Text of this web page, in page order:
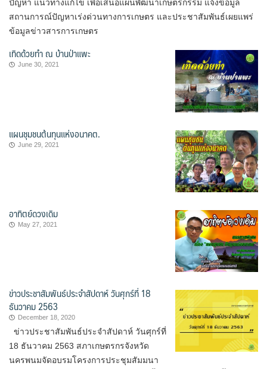
ปัญหา แนวทางแก้ไข เพื่อเสนอแผนพัฒนาเกษตรกรรม แจ้งข้อมูล
สถานการณ์ปัญหาเร่งด่วนทางการเกษตร และประชาสัมพันธ์เผยแพร่
ข้อมูลข่าวสารการเกษตร
เทิดด้วยทำ ณ บ้านป่าแพะ
June 30, 2021
แผนชุมชนต้นทุนแห่งอนาคต.
June 29, 2021
อาทิตย์ดวงเดิม
May 27, 2021
ข่าวประชาสัมพันธ์ประจำสัปดาห์ วันศุกร์ที่ 18
ธันวาคม 2563
December 18, 2020
ข่าวประชาสัมพันธ์ประจำสัปดาห์ วันศุกร์ที่
18 ธันวาคม 2563 สภาเกษตรกรจังหวัด
นครพนมจัดอบรมโครงการประชุมสัมมนา